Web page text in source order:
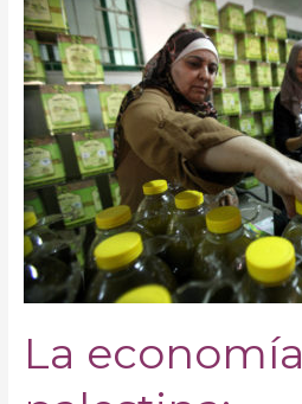
La economía
economía
palestina:
dependencia
bajo
ocupación